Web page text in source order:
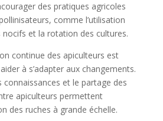
des pratiques agricoles
comme l’utilisation
nocifs et la rotation des cultures.
continue des apiculteurs est
à s’adapter aux changements.
connaissances et le partage des
apiculteurs permettent
des ruches à grande échelle.